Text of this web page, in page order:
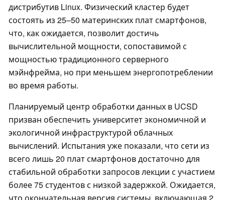
дистрибутив Linux. Физический кластер будет
состоять из 25–50 материнских плат смартфонов,
что, как ожидается, позволит достичь
вычислительной мощности, сопоставимой с
мощностью традиционного серверного
мэйнфрейма, но при меньшем энергопотреблении
во время работы.
Планируемый центр обработки данных в UCSD
призван обеспечить университет экономичной и
экологичной инфраструктурой облачных
вычислений. Испытания уже показали, что сети из
всего лишь 20 плат смартфонов достаточно для
стабильной обработки запросов лекции с участием
более 75 студентов с низкой задержкой. Ожидается,